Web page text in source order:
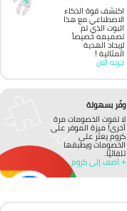
اكتشف قوة الذكاء
الاصطناعي مع هذا
البوت الذي تم
تصميمه خصيصاً
لإيجاد الهدية
المثالية !
جربه الان
وفّر بسهولة
لا تفوت الخصومات مرة
أخرى! ميزة الموفر على
كروم يعثر على
الخصومات ويطبقها
تلقائيًا.
+ أضف إلى كروم